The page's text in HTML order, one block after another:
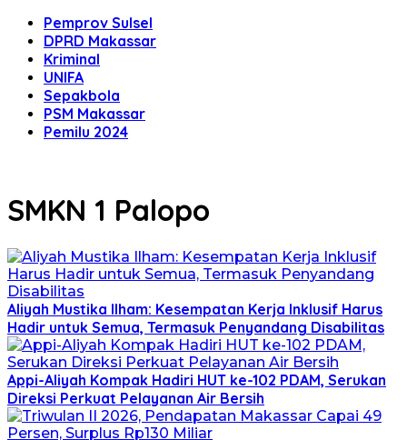
Pemprov Sulsel
DPRD Makassar
Kriminal
UNIFA
Sepakbola
PSM Makassar
Pemilu 2024
SMKN 1 Palopo
Aliyah Mustika Ilham: Kesempatan Kerja Inklusif Harus
Hadir untuk Semua, Termasuk Penyandang Disabilitas
Appi-Aliyah Kompak Hadiri HUT ke-102 PDAM, Serukan
Direksi Perkuat Pelayanan Air Bersih